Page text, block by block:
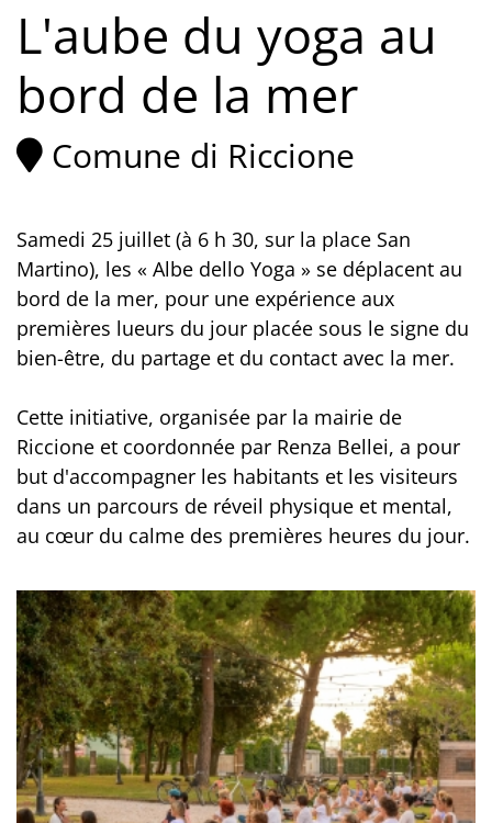
L'aube du yoga au
bord de la mer
Comune di Riccione
Samedi 25 juillet (à 6 h 30, sur la place San
Martino), les « Albe dello Yoga » se déplacent au
bord de la mer, pour une expérience aux
premières lueurs du jour placée sous le signe du
bien-être, du partage et du contact avec la mer.
Cette initiative, organisée par la mairie de
Riccione et coordonnée par Renza Bellei, a pour
but d'accompagner les habitants et les visiteurs
dans un parcours de réveil physique et mental,
au cœur du calme des premières heures du jour.